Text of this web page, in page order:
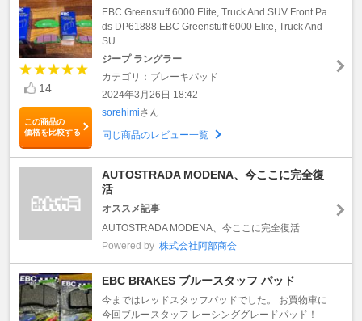
14
この商品の
価格を比較する
EBC Greenstuff 6000 Elite, Truck And SUV Front Pa
ds DP61888 EBC Greenstuff 6000 Elite, Truck And
SU ...
ジープ ラングラー
カテゴリ：ブレーキパッド
2024年3月26日 18:42
sorehimiさん
同じ商品のレビュー一覧
AUTOSTRADA MODENA、今ここに完全復
活
オススメ記事
AUTOSTRADA MODENA、今ここに完全復活
Powered by 株式会社阿部商会
EBC BRAKES ブルースタッフ パッド
今まではレッドスタッフパッドでした。 お買物車に
今回ブルースタッフ レーシンググレードパッド！